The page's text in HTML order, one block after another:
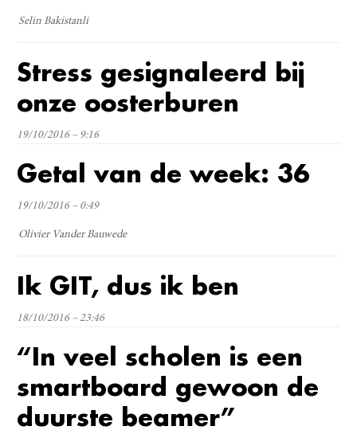
Selin Bakistanli
Stress gesignaleerd bij
onze oosterburen
19/10/2016 – 9:16
Getal van de week: 36
19/10/2016 – 0:49
Olivier Vander Bauwede
Ik GIT, dus ik ben
18/10/2016 – 23:46
“In veel scholen is een
smartboard gewoon de
duurste beamer”